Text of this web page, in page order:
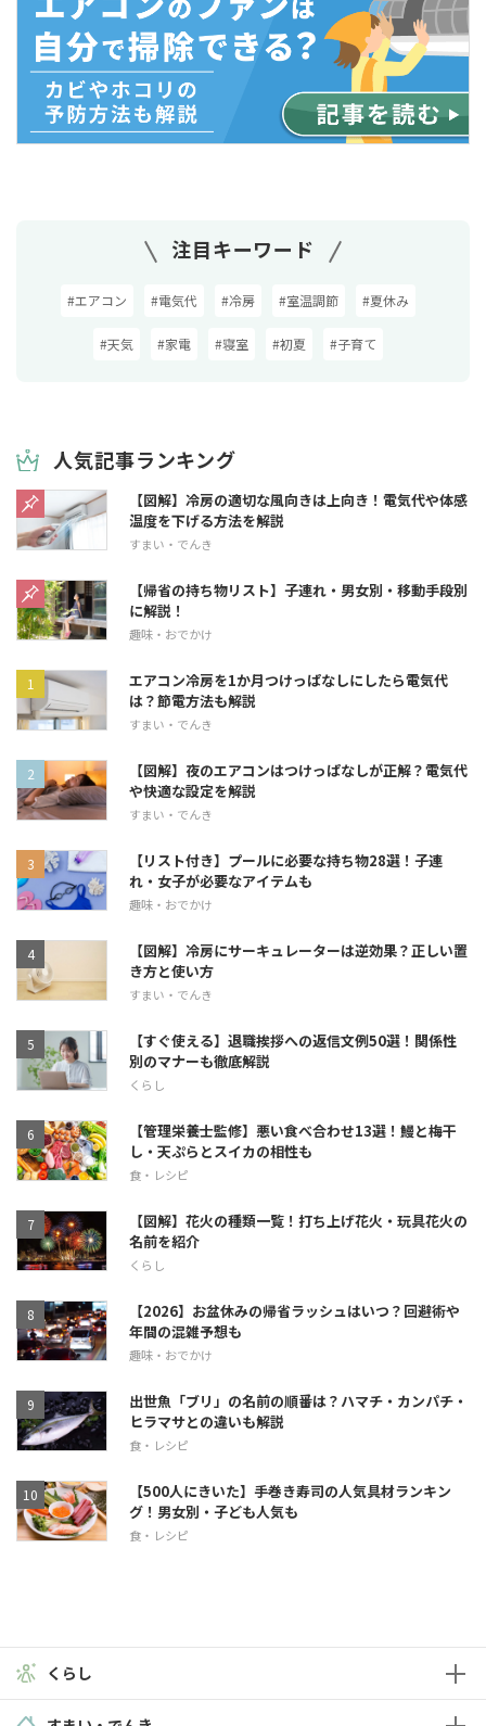
注目キーワード
#エアコン #電気代 #冷房 #室温調節 #夏休み
#天気 #家電 #寝室 #初夏 #子育て
人気記事ランキング
【図解】冷房の適切な風向きは上向き！電気代や体感
温度を下げる方法を解説
すまい・でんき
【帰省の持ち物リスト】子連れ・男女別・移動手段別
に解説！
趣味・おでかけ
エアコン冷房を1か月つけっぱなしにしたら電気代
は？節電方法も解説
すまい・でんき
【図解】夜のエアコンはつけっぱなしが正解？電気代
や快適な設定を解説
すまい・でんき
【リスト付き】プールに必要な持ち物28選！子連
れ・女子が必要なアイテムも
趣味・おでかけ
【図解】冷房にサーキュレーターは逆効果？正しい置
き方と使い方
すまい・でんき
【すぐ使える】退職挨拶への返信文例50選！関係性
別のマナーも徹底解説
くらし
【管理栄養士監修】悪い食べ合わせ13選！鰻と梅干
し・天ぷらとスイカの相性も
食・レシピ
【図解】花火の種類一覧！打ち上げ花火・玩具花火の
名前を紹介
くらし
【2026】お盆休みの帰省ラッシュはいつ？回避術や
年間の混雑予想も
趣味・おでかけ
出世魚「ブリ」の名前の順番は？ハマチ・カンパチ・
ヒラマサとの違いも解説
食・レシピ
【500人にきいた】手巻き寿司の人気具材ランキン
グ！男女別・子ども人気も
食・レシピ
くらし